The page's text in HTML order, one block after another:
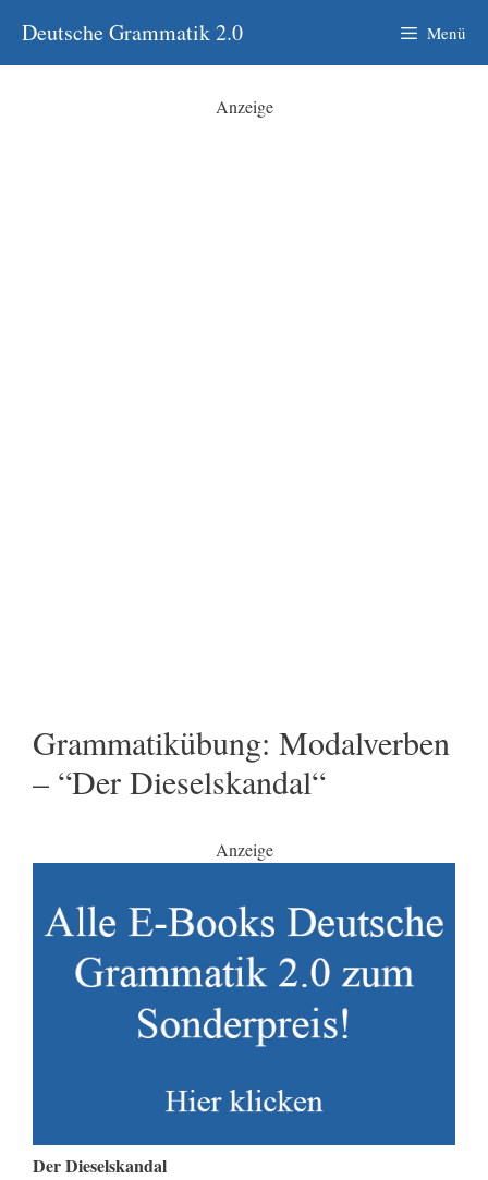
Inhalt
springen
Deutsche Grammatik 2.0 Menü
Anzeige
Grammatikübung: Modalverben
– “Der Dieselskandal“
Anzeige
Der Dieselskandal